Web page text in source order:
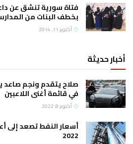
فتاة سورية تنشق عن
بخطف البنات من
أكتوبر 11, 2014
أخبار حديثة
صلاح يتقدم ونجم
في قائمة أغنى اللاعبين
أكتوبر 8, 2022
2022